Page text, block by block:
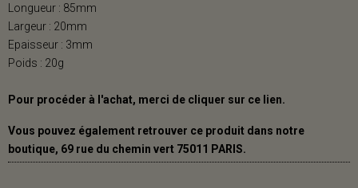
Longueur : 85mm
Largeur : 20mm
Epaisseur : 3mm
Poids : 20g
Pour procéder à l'achat, merci de cliquer sur ce lien.
Vous pouvez également retrouver ce produit dans notre
boutique, 69 rue du chemin vert 75011 PARIS.